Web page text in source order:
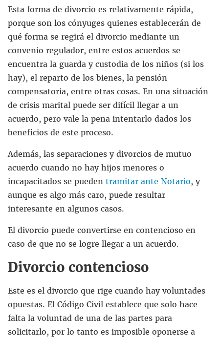
Esta forma de divorcio es relativamente rápida,
porque son los cónyuges quienes establecerán de
qué forma se regirá el divorcio mediante un
convenio regulador, entre estos acuerdos se
encuentra la guarda y custodia de los niños (si los
hay), el reparto de los bienes, la pensión
compensatoria, entre otras cosas. En una situación
de crisis marital puede ser difícil llegar a un
acuerdo, pero vale la pena intentarlo dados los
beneficios de este proceso.
Además, las separaciones y divorcios de mutuo
acuerdo cuando no hay hijos menores o
incapacitados se pueden tramitar ante Notario, y
aunque es algo más caro, puede resultar
interesante en algunos casos.
El divorcio puede convertirse en contencioso en
caso de que no se logre llegar a un acuerdo.
Divorcio contencioso
Este es el divorcio que rige cuando hay voluntades
opuestas. El Código Civil establece que solo hace
falta la voluntad de una de las partes para
solicitarlo, por lo tanto es imposible oponerse a